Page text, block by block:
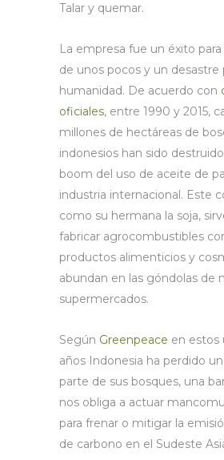
Talar y quemar.
La empresa fue un éxito para
de unos pocos y un desastre
humanidad. De acuerdo con
oficiales, entre 1990 y 2015,
millones de hectáreas de
indonesios han sido
boom del uso de aceite de
industria internacional. Este
como su hermana la soja,
fabricar agrocombustibles
productos alimenticios y
abundan en las góndolas de
supermercados.
Según Greenpeace en estos
años Indonesia ha perdido
parte de sus bosques, una
nos obliga a actuar
para frenar o mitigar la
de carbono en el Sudeste